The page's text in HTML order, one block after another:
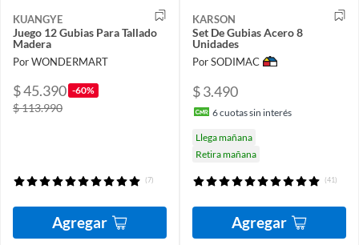
KUANGYE
Juego 12 Gubias Para Tallado
Madera
Por WONDERMART
$ 45.390 -60%
$ 113.990
(7)
Agregar
KARSON
Set De Gubias Acero 8
Unidades
Por SODIMAC
$ 3.490
6cuotas sin interés
Llega mañana
Retira mañana
(41)
Agregar